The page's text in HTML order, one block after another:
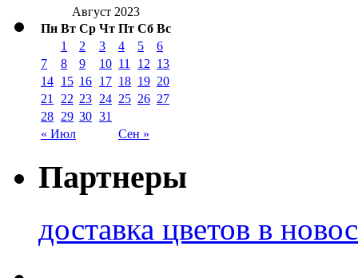
Август 2023
Пн Вт Ср Чт Пт Сб Вс
« Июл Сен »
1 2 3 4 5
6
7
8 9 10 11 12 13
14 15 16 17 18 19 20
21
22 23 24 25 26 27
28 29 30 31
Партнеры
доставка цветов в